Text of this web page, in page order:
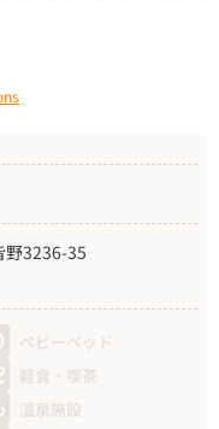
野3236-35
ベビーベッド
軽食・喫茶
温泉施設